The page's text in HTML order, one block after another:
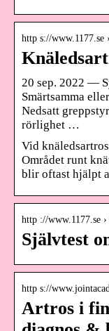
http s://www.1177.se
20 sep. 2022 —
Smärtsamma
Nedsatt
rörlighet …
Vid
Området runt
blir oftast hjälpt
http ://www.1177.se
Självtest
http s://
Artros i